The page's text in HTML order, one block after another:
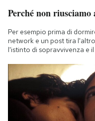
Perché non
Per esempio prima di
network e un post tira
l'istinto di sopravvivenza e